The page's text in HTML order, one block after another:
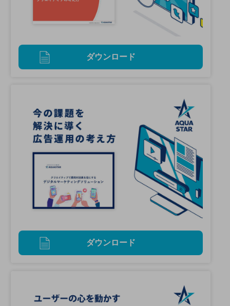
ダウンロード
ダウンロード